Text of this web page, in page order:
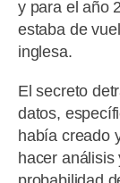
y para el año
estaba de
inglesa.
El secreto
datos,
había creado
hacer